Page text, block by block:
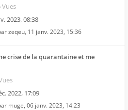
Vues
2023, 08:38
zeqeu, 11 janv. 2023, 15:36
crise de la quarantaine et me
2022, 17:09
muge, 06 janv. 2023, 14:23